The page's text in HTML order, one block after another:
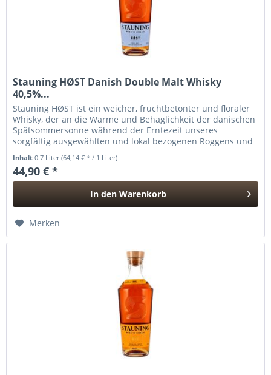
Stauning HØST Danish Double Malt Whisky
40,5%...
Stauning HØST ist ein weicher, fruchtbetonter und floraler
Whisky, der an die Wärme und Behaglichkeit der dänischen
Spätsommersonne während der Erntezeit unseres
sorgfältig ausgewählten und lokal bezogenen Roggens und
Inhalt0.7 Liter(64,14 € * / 1 Liter)
44,90 € *
In den Warenkorb
Merken